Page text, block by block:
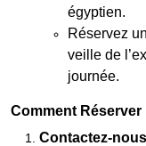
égyptien.
Réservez un
veille de
journée.
Comment Réserver
Contactez-nous